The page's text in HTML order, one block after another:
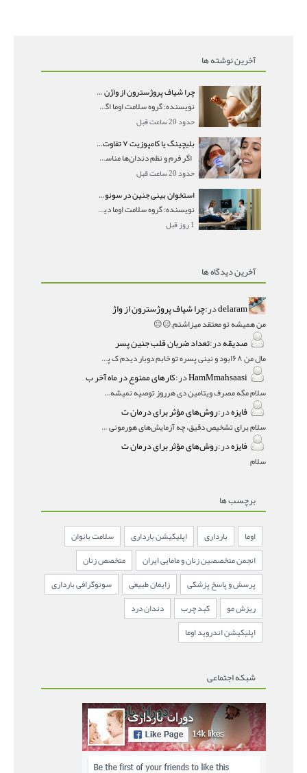
آخرین نوشته ها
چرا شیاف پروژسترون از واژن بیرون می‌ریزد؟ میزان جذب و زمان صحیح مصرف
نویسنده: گروه سلامت اوما اگر بعد از گذاشتن شیاف پر
حدود 20 ساعت قبل
بلیچینگ یا کامپوزیت ۷ تفاوت مهم برای انتخاب درست
اگر فرم و نظم دندان‌ها مناسب است و مشکل
حدود 20 ساعت قبل
استخوان بینی جنین در سونوگرافی؛ دیده نشدن یا دیر تشکیل شدن آن چه معنایی دارد؟
نویسنده: گروه سلامت اوما دیده نشدن استخوان بینی جن
1 روز قبل
آخرین دیدگاه ها
delaramدر:چرا شیاف پروژسترون از واژ
من همیشه تو معتقد میزاشتم,,😑😐
صدیقهدر:تعداد ضربان قلب جنین پسر
مال من ۱۶۸بود و نینی پسره تو خابم دوبار دیدم ک پسره
HamMmahsaasiدر:کارهای ممنوع در ماه آخر ب
سلام مگه مصرف ویتامین دی هرروز توصیه نمیشه؟درمقاله میگه
فایزهدر:روش‌های مؤثر برای درمان ت
سلام برای تشخیص دقیق، چه آزمایش‌های هورمونی و چه سونوگر
فایزهدر:روش‌های مؤثر برای درمان ت
سلام
برچسب ها
اوما بارداری اپلیکیشن بارداری
سلامت بانوان
انجمن متخصصین زنان و مامایی ایران
متخصص زنان
پرسش و پاسخ پزشکی
زایمان طبیعی
سونوگرافی بارداری
ریزش مو
کبد چرب
دندان درد
اپلیکیشن اندروید اوما
شبکه اجتماعی